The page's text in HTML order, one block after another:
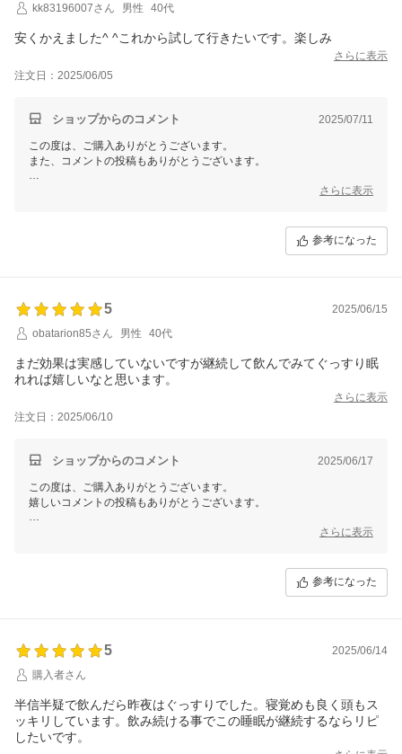
kk83196007さん
男性 40代
安くかえました^ ^これから試して行きたいです。楽しみ
さらに表示
注文日：2025/06/05
ショップからのコメント 2025/07/11
この度は、ご購入ありがとうございます。
また、コメントの投稿もありがとうございます。
今後とも【Ｅ！Ｃｈｏｉｃｅ 楽天市場店】をご愛顧くださいますよ
さらに表示
参考になった
5
2025/06/15
obatarion85さん
男性 40代
まだ効果は実感していないですが継続して飲んでみてぐっすり眠
れれば嬉しいなと思います。
さらに表示
注文日：2025/06/10
ショップからのコメント 2025/06/17
この度は、ご購入ありがとうございます。
嬉しいコメントの投稿もありがとうございます。
今後とも【Ｅ！Ｃｈｏｉｃｅ 楽天市場店】をご愛顧くださいますよ
さらに表示
参考になった
5
2025/06/14
購入者さん
半信半疑で飲んだら昨夜はぐっすりでした。寝覚めも良く頭もス
ッキリしています。飲み続ける事でこの睡眠が継続するならリピ
したいです。